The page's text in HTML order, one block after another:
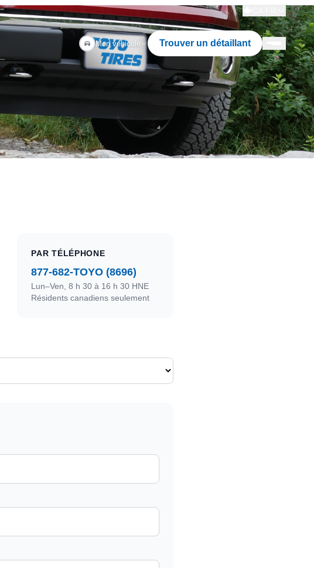
Mon véhicule Trouver un détaillant
PAR TÉLÉPHONE
877-682-TOYO (8696)
Lun–Ven, 8 h 30 à 16 h 30 HNE
Résidents canadiens seulement